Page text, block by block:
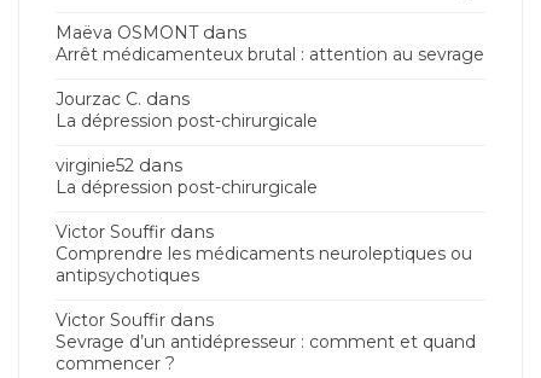
Maëva OSMONTdans
Arrêt médicamenteux brutal : attention au sevrage
Jourzac C. dans
La dépression post-chirurgicale
virginie52 dans
La dépression post-chirurgicale
Victor Souffir dans
Comprendre les médicaments neuroleptiques ou
antipsychotiques
Victor Souffir dans
Sevrage d’un antidépresseur : comment et quand
commencer ?